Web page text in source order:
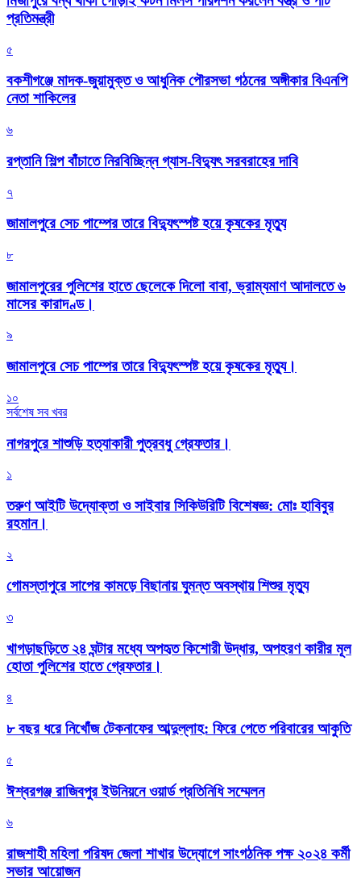
প্রতিমন্ত্রী
৫
বকশীগঞ্জে মাদক-জুয়ামুক্ত ও আধুনিক পৌরসভা গঠনের অঙ্গীকার বিএনপি
নেতা শাকিলের
৬
রপ্তানি শিল্প বাঁচাতে নিরবিচ্ছিন্ন গ্যাস-বিদ্যুৎ সরবরাহের দাবি
৭
জামালপুরে সেচ পাম্পের তারে বিদ্যুৎস্পষ্ট হয়ে কৃষকের মৃত্যু
৮
জামালপুরের পুলিশের হাতে ছেলেকে দিলো বাবা, ভ্রাম্যমাণ আদালতে ৬
মাসের কারাদণ্ড।
৯
জামালপুরে সেচ পাম্পের তারে বিদ্যুৎস্পষ্ট হয়ে কৃষকের মৃত্যু।
১০
সর্বশেষ সব খবর
নাগরপুরে শাশুড়ি হত্যাকারী পুত্রবধু গ্রেফতার।
১
তরুণ আইটি উদ্যোক্তা ও সাইবার সিকিউরিটি বিশেষজ্ঞ: মোঃ হাবিবুর
রহমান।
২
গোমস্তাপুরে সাপের কামড়ে বিছানায় ঘুমন্ত অবস্থায় শিশুর মৃত্যু
৩
খাগড়াছড়িতে ২৪ ঘন্টার মধ্যে অপহৃত কিশোরী উদ্ধার, অপহরণ কারীর মূল
হোতা পুলিশের হাতে গ্রেফতার।
৪
৮ বছর ধরে নিখোঁজ টেকনাফের আব্দুল্লাহ: ফিরে পেতে পরিবারের আকুতি
৫
ঈশ্বরগঞ্জ রাজিবপুর ইউনিয়নে ওয়ার্ড প্রতিনিধি সম্মেলন
৬
রাজশাহী মহিলা পরিষদ জেলা শাখার উদ্যোগে সাংগঠনিক পক্ষ ২০২৪ কর্মী
সভার আয়োজন